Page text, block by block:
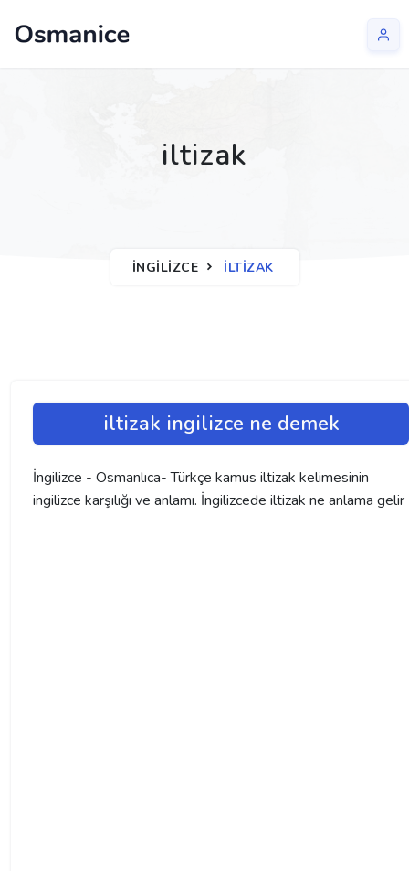
iltizak
İNGILIZCE ILTIZAK
iltizak ingilizce ne demek
İngilizce - Osmanlıca- Türkçe kamus iltizak kelimesinin
ingilizce karşılığı ve anlamı. İngilizcede iltizak ne anlama gelir